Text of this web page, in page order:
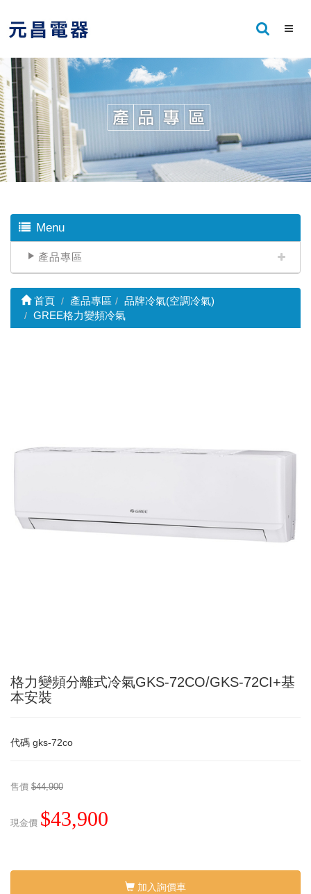
Menu
產品專區
首頁 產品專區
品牌冷氣(空調冷氣)
GREE格力變頻冷氣
格力變頻分離式冷氣GKS-72CO/GKS-72CI+基
本安裝
代碼 gks-72co
售價 $44,900
現金價 $43,900
加入詢價車